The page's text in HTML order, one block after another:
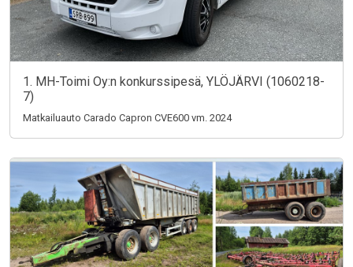
1. MH-Toimi Oy:n konkurssipesä, YLÖJÄRVI (1060218-
7)
Matkailuauto Carado Capron CVE600 vm. 2024